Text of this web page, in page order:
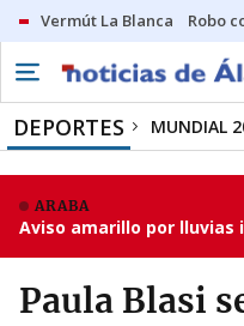
Vermút La Blanca Robo
DEPORTES MUNDIAL
ARABA
Aviso amarillo por lluvias
Paula Blasi